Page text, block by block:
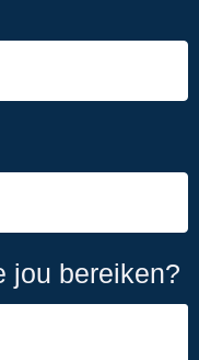
jou bereiken?